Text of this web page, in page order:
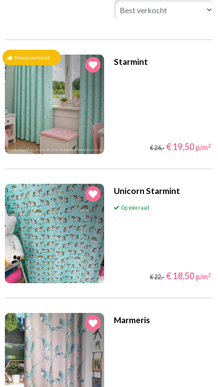
Meest verkocht Starmint
€ 26,- € 19,50 p/m2
Unicorn Starmint
Op voorraad
€ 22,- € 18,50 p/m2
Marmeris